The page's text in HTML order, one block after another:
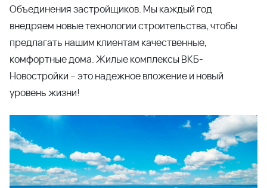
Объединения застройщиков. Мы каждый год
внедряем новые технологии строительства, чтобы
предлагать нашим клиентам качественные,
комфортные дома. Жилые комплексы ВКБ-
Новостройки – это надежное вложение и новый
уровень жизни!